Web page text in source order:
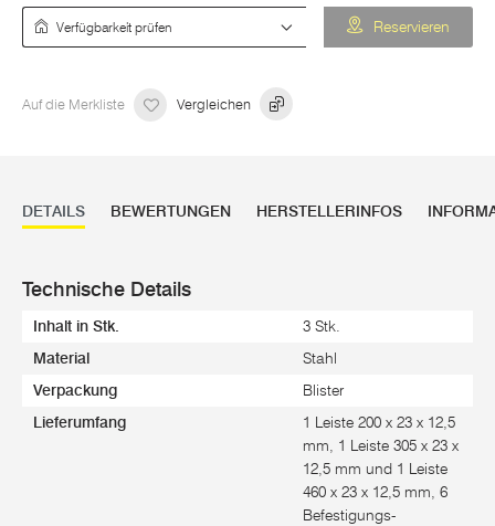
Reservieren
Auf die Merkliste Vergleichen
DETAILS BEWERTUNGEN HERSTELLERINFOS
Technische Details
Inhalt in Stk. 3 Stk.
Material Stahl
Verpackung Blister
Lieferumfang
1 Leiste 200 x 23 x 12,5
mm, 1 Leiste 305 x 23 x
12,5 mm und 1 Leiste
460 x 23 x 12,5 mm, 6
Befestigungs-